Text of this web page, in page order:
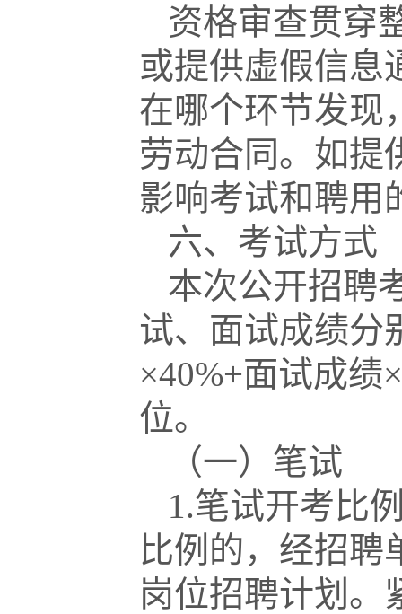
资格审查贯穿
或提供虚假信息
在哪个环节发现
劳动合同。如提
影响考试和聘用
六、考试方式
本次公开招聘
试、面试成绩分
×40%+面试成绩
位。
（一）笔试
1.笔试开考比
比例的，经招聘
岗位招聘计划。